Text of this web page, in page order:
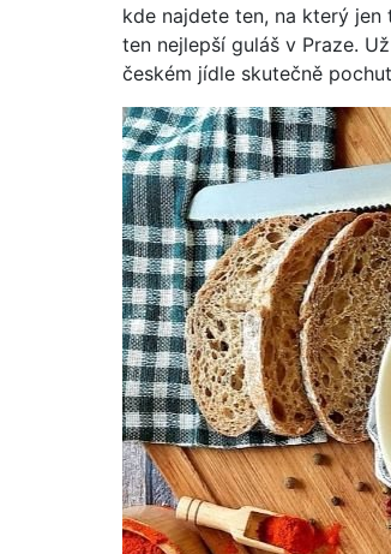
kde najdete ten, na který
ten nejlepší guláš v Praze.
českém jídle skutečně